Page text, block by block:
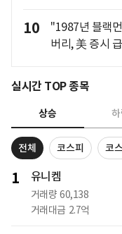
10
"1987년 블랙
버리, 美 증시
실시간 TOP 종목
상승
전체 코스피 코
1 유니켐
거래량 60,138
거래대금 2.7억